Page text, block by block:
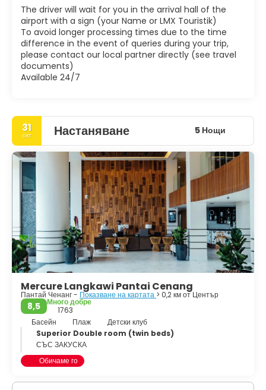
- Ориенталско село.
The driver will wait for you in the arrival hall of the
airport with a sign (your Name or LMX Touristik)
To avoid longer processing times due to the time
difference in the event of queries during your trip,
please contact our local partner directly (see travel
documents)
Available 24/7
31
окт Настаняване 5 Нощи
Mercure Langkawi Pantai Cenang
Пантай Ченанг - Показване на картата > 0,2 км от Център
8,5
Много добре
1763
Басейн
Плаж
Детски клуб
Superior Double room (twin beds)
СЪС ЗАКУСКА
Обичаме го